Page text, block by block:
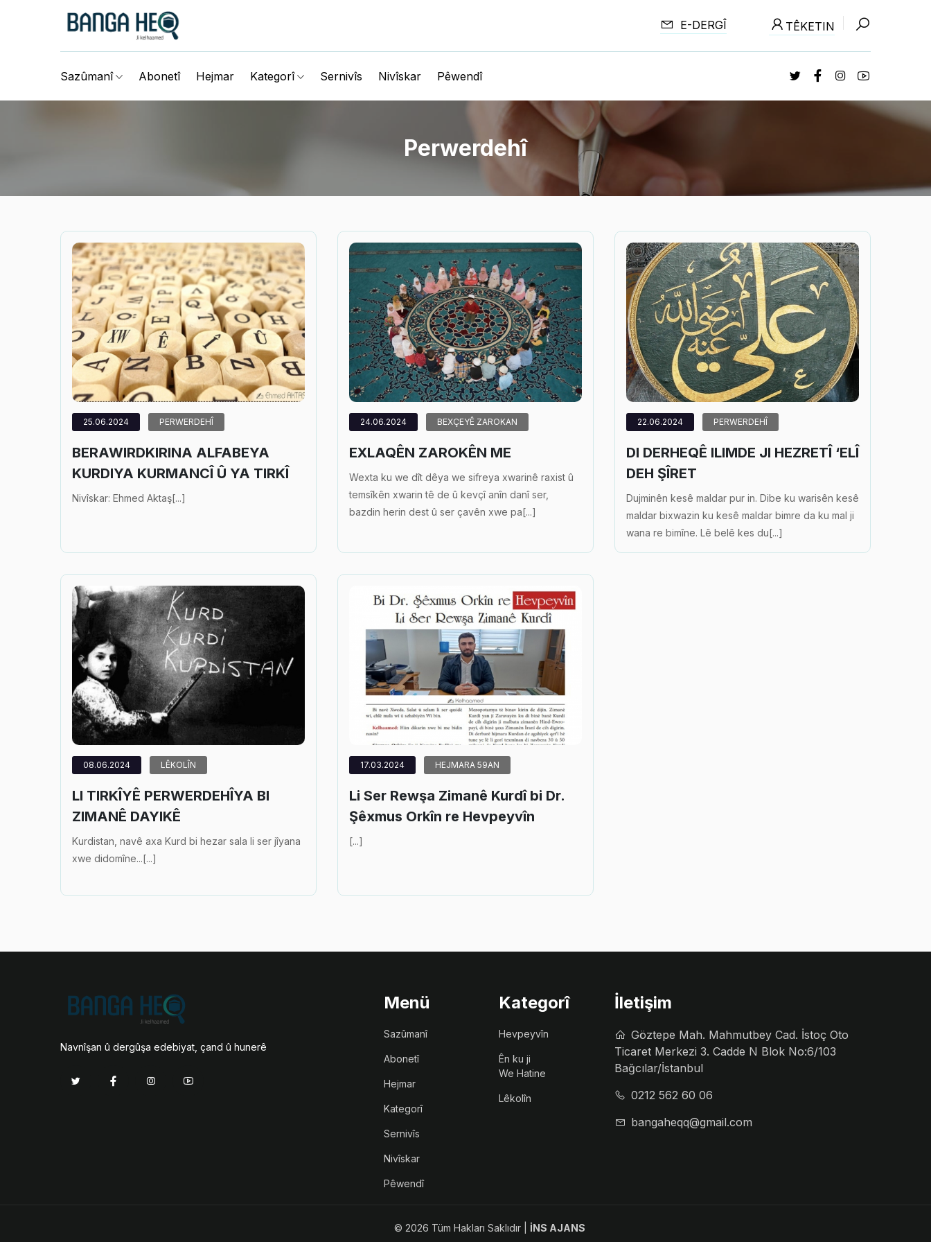
E-DERGÎ TÊKETIN
Sazûmanî Abonetî Hejmar Kategorî Sernivîs Nivîskar Pêwendî
Perwerdehî
25.06.2024 PERWERDEHÎ
BERAWIRDKIRINA ALFABEYA
KURDIYA KURMANCÎ Û YA TIRKÎ
Nivîskar: Ehmed Aktaş[...]
24.06.2024 BEXÇEYÊ ZAROKAN
EXLAQÊN ZAROKÊN ME
Wexta ku we dît dêya we sifreya xwarinê raxist û
temsîkên xwarin tê de û kevçî anîn danî ser,
bazdin herin dest û ser çavên xwe pa[...]
22.06.2024 PERWERDEHÎ
DI DERHEQÊ ILIMDE JI HEZRETÎ ‘ELÎ
DEH ŞÎRET
Dujminên kesê maldar pur in. Dibe ku warisên kesê
maldar bixwazin ku kesê maldar bimre da ku mal ji
wana re bimîne. Lê belê kes du[...]
08.06.2024 LÊKOLÎN
LI TIRKÎYÊ PERWERDEHÎYA BI
ZIMANÊ DAYIKÊ
Kurdistan, navê axa Kurd bi hezar sala li ser jîyana
xwe didomîne...[...]
17.03.2024 HEJMARA 59AN
Li Ser Rewşa Zimanê Kurdî bi Dr.
Şêxmus Orkîn re Hevpeyvîn
[...]
Navnîşan û dergûşa edebiyat, çand û hunerê
Menü
Sazûmanî
Abonetî
Hejmar
Kategorî
Sernivîs
Nivîskar
Pêwendî
Kategorî
Hevpeyvîn
Ên ku ji
We Hatine
Lêkolîn
İletişim
Göztepe Mah. Mahmutbey Cad. İstoç Oto
Ticaret Merkezi 3. Cadde N Blok No:6/103
Bağcılar/İstanbul
0212 562 60 06
bangaheqq@gmail.com
© 2026 Tüm Hakları Saklıdır | İNS AJANS